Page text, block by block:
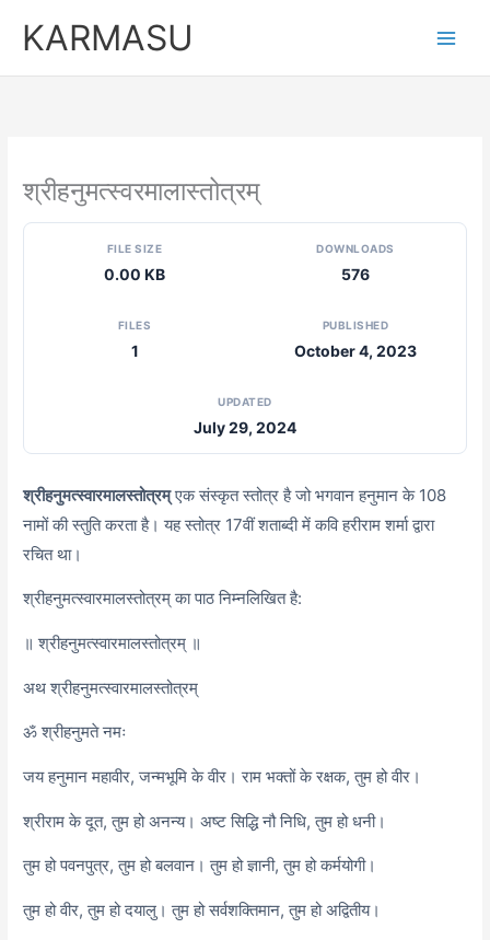
KARMASU
श्रीहनुमत्स्वरमालास्तोत्रम्
FILE SIZE
0.00 KB
DOWNLOADS
576
FILES
1
PUBLISHED
October 4, 2023
UPDATED
July 29, 2024
श्रीहनुमत्स्वारमालस्तोत्रम्एक संस्कृत स्तोत्र है जो भगवान हनुमान के 108
नामों की स्तुति करता है। यह स्तोत्र 17वीं शताब्दी में कवि हरीराम शर्मा द्वारा
रचित था।
श्रीहनुमत्स्वारमालस्तोत्रम् का पाठ निम्नलिखित है:
॥ श्रीहनुमत्स्वारमालस्तोत्रम् ॥
अथ श्रीहनुमत्स्वारमालस्तोत्रम्
ॐ श्रीहनुमते नमः
जय हनुमान महावीर, जन्मभूमि के वीर। राम भक्तों के रक्षक, तुम हो वीर।
श्रीराम के दूत, तुम हो अनन्य। अष्ट सिद्धि नौ निधि, तुम हो धनी।
तुम हो पवनपुत्र, तुम हो बलवान। तुम हो ज्ञानी, तुम हो कर्मयोगी।
तुम हो वीर, तुम हो दयालु। तुम हो सर्वशक्तिमान, तुम हो अद्वितीय।